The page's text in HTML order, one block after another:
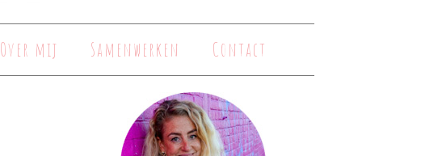
Over mij Samenwerken Contact